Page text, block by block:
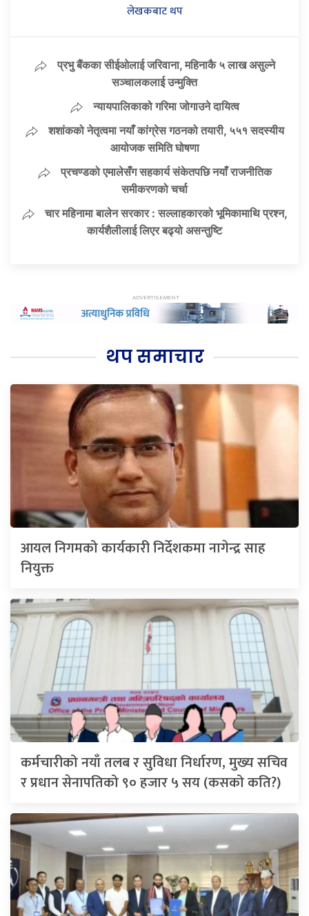
लेखकबाट थप
प्रभु बैंकका सीईओलाई जरिवाना, महिनाकै ५ लाख असुल्ने
सञ्चालकलाई उन्मुक्ति
न्यायपालिकाको गरिमा जोगाउने दायित्व
शशांकको नेतृत्वमा नयाँ कांग्रेस गठनको तयारी, ५५१ सदस्यीय
आयोजक समिति घोषणा
प्रचण्डको एमालेसँग सहकार्य संकेतपछि नयाँ राजनीतिक
समीकरणको चर्चा
चार महिनामा बालेन सरकार : सल्लाहकारको भूमिकामाथि प्रश्न,
कार्यशैलीलाई लिएर बढ्यो असन्तुष्टि
थप समाचार
आयल निगमको कार्यकारी निर्देशकमा नागेन्द्र साह
नियुक्त
कर्मचारीको नयाँ तलब र सुविधा निर्धारण, मुख्य सचिव
र प्रधान सेनापतिको ९० हजार ५ सय (कसको कति?)